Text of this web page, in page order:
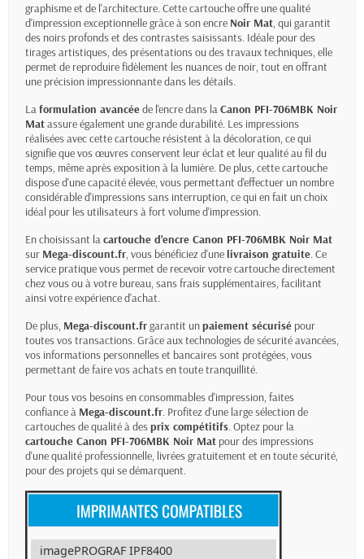
graphisme et de l'architecture. Cette cartouche offre une qualité
d'impression exceptionnelle grâce à son encre Noir Mat, qui garantit
des noirs profonds et des contrastes saisissants. Idéale pour des
tirages artistiques, des présentations ou des travaux techniques, elle
permet de reproduire fidèlement les nuances de noir, tout en offrant
une précision impressionnante dans les détails.
Laformulation avancéede l'encre dans laCanon PFI-706MBK Noir
Matassure également une grande durabilité. Les impressions
réalisées avec cette cartouche résistent à la décoloration, ce qui
signifie que vos œuvres conservent leur éclat et leur qualité au fil du
temps, même après exposition à la lumière. De plus, cette cartouche
dispose d'une capacité élevée, vous permettant d'effectuer un nombre
considérable d'impressions sans interruption, ce qui en fait un choix
idéal pour les utilisateurs à fort volume d'impression.
En choisissant lacartouche d'encre Canon PFI-706MBK Noir Mat
sur Mega-discount.fr, vous bénéficiez d'unelivraison gratuite. Ce
service pratique vous permet de recevoir votre cartouche directement
chez vous ou à votre bureau, sans frais supplémentaires, facilitant
ainsi votre expérience d'achat.
De plus, Mega-discount.frgarantit unpaiement sécurisé pour
toutes vos transactions. Grâce aux technologies de sécurité avancées,
vos informations personnelles et bancaires sont protégées, vous
permettant de faire vos achats en toute tranquillité.
Pour tous vos besoins en consommables d'impression, faites
confiance à Mega-discount.fr. Profitez d'une large sélection de
cartouches de qualité à desprix compétitifs. Optez pour la
cartouche Canon PFI-706MBK Noir Mat pour des impressions
d'une qualité professionnelle, livrées gratuitement et en toute sécurité,
pour des projets qui se démarquent.
imagePROGRAF IPF8400